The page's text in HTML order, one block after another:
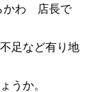
かわ 店長で
足など有り地
うか。